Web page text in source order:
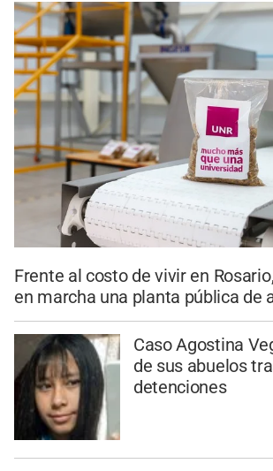
Frente al costo de vivir en
en marcha una planta pública de
Caso Agostina
de sus abuelos
detenciones